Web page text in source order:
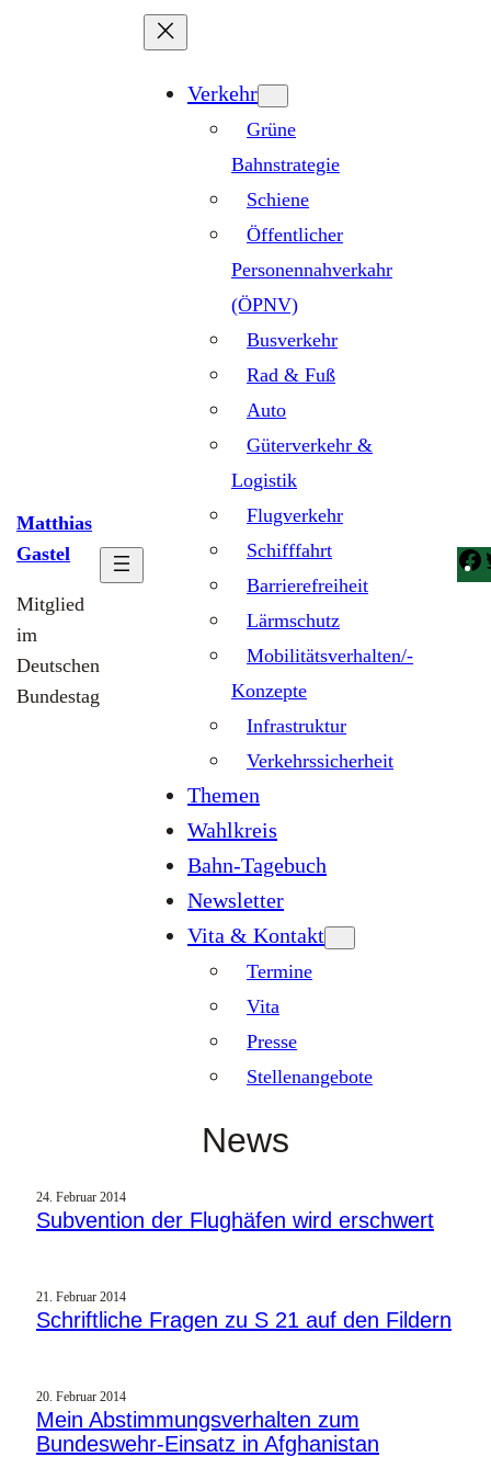
Matthias
Gastel
Mitglied
im
Deutschen
Bundestag
Verkehr
Grüne
Bahnstrategie
Schiene
Öffentlicher
Personennahverkahr
(ÖPNV)
Busverkehr
Rad & Fuß
Auto
Güterverkehr &
Logistik
Flugverkehr
Schifffahrt
Barrierefreiheit
Lärmschutz
Mobilitätsverhalten/-
Konzepte
Infrastruktur
Verkehrssicherheit
Themen
Wahlkreis
Bahn-Tagebuch
Newsletter
Vita & Kontakt
Termine
Vita
Presse
Stellenangebote
News
24. Februar 2014
Subvention der Flughäfen wird erschwert
21. Februar 2014
Schriftliche Fragen zu S 21 auf den Fildern
20. Februar 2014
Mein Abstimmungsverhalten zum
Bundeswehr-Einsatz in Afghanistan